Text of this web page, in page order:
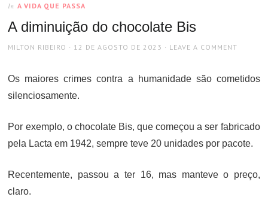
In A VIDA QUE PASSA
A diminuição do chocolate Bis
AUTHOR
MILTON RIBEIRO
POSTED
12 DE AGOSTO DE 2023 LEAVE A COMMENT
Os maiores crimes contra a humanidade são cometidos
silenciosamente.
Por exemplo, o chocolate Bis, que começou a ser fabricado
pela Lacta em 1942, sempre teve 20 unidades por pacote.
Recentemente, passou a ter 16, mas manteve o preço,
claro.